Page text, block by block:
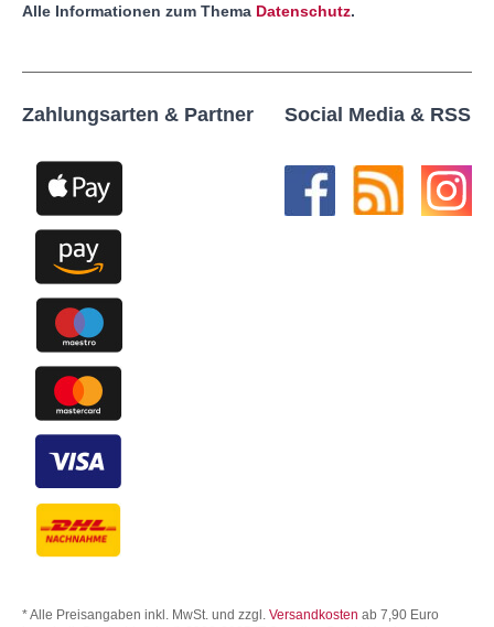
Alle Informationen zum Thema Datenschutz.
Zahlungsarten & Partner Social Media & RSS
* Alle Preisangaben inkl. MwSt. und zzgl. Versandkosten ab 7,90 Euro